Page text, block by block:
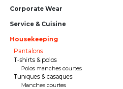
Corporate Wear
Service & Cuisine
House­keeping
Pantalons
T-shirts & polos
Polos manches courtes
Tuniques & casaques
Manches courtes